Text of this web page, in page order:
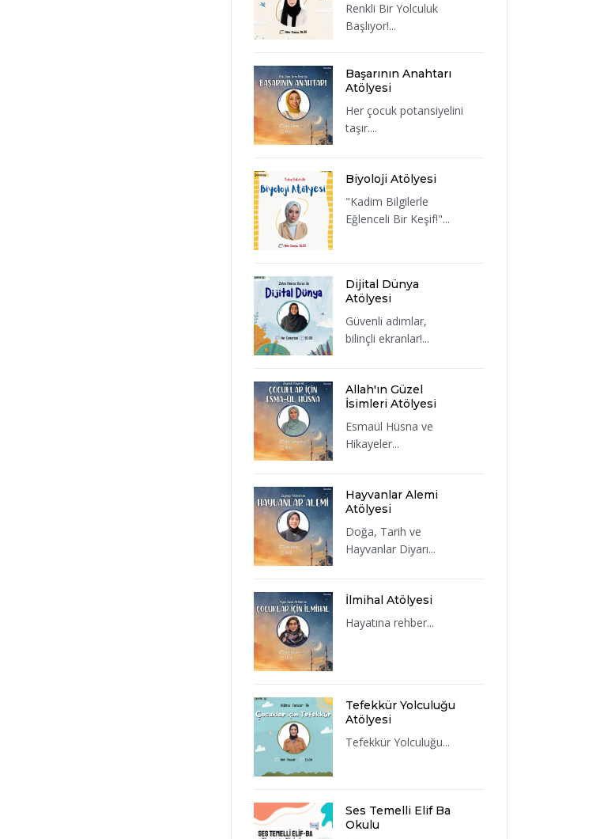
Renkli Bir Yolculuk
Başlıyor!...
Başarının Anahtarı
Atölyesi
Her çocuk potansiyelini
taşır....
Biyoloji Atölyesi
"Kadim Bilgilerle
Eğlenceli Bir Keşif!"...
Dijital Dünya
Atölyesi
Güvenli adımlar,
bilinçli ekranlar!...
Allah'ın Güzel
İsimleri Atölyesi
Esmaül Hüsna ve
Hikayeler...
Hayvanlar Alemi
Atölyesi
Doğa, Tarih ve
Hayvanlar Diyarı...
İlmihal Atölyesi
Hayatına rehber...
Tefekkür Yolculuğu
Atölyesi
Tefekkür Yolculuğu...
Ses Temelli Elif Ba
Okulu